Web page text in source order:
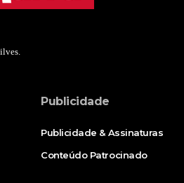
Publicidade
Publicidade & Assinaturas
Conteúdo Patrocinado